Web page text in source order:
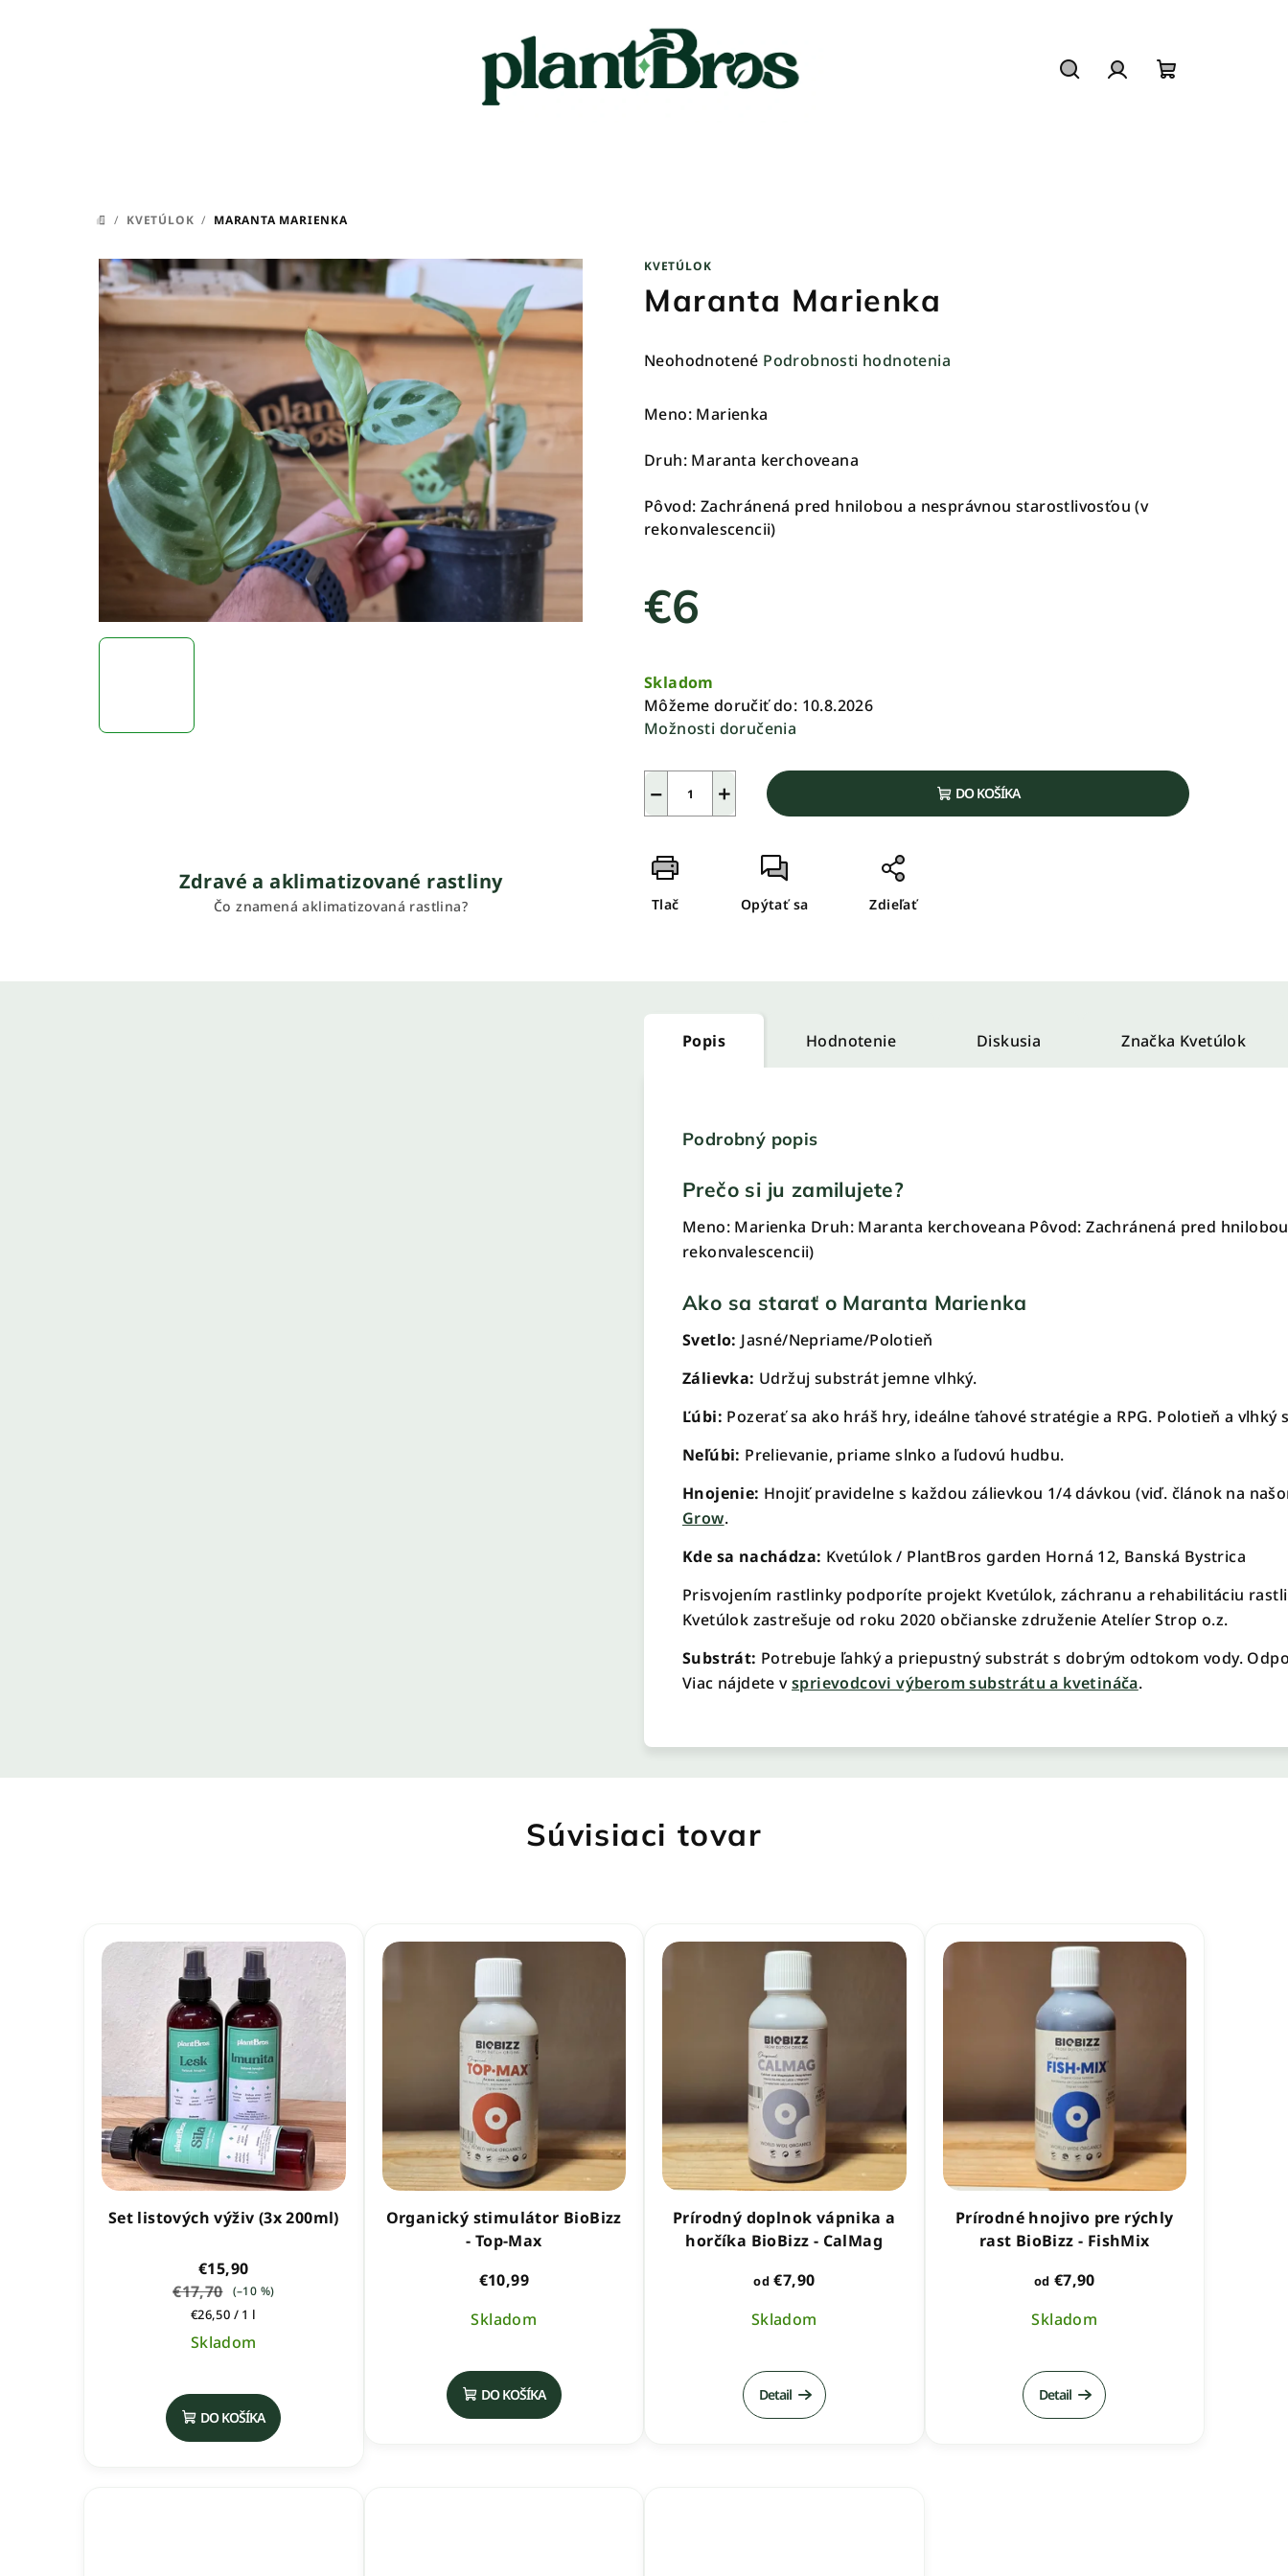
DOMOV
/ KVETÚLOK / MARANTA MARIENKA
KVETÚLOK
Maranta Marienka
Priemerné
produktu
0,0
5
hviezdičiek.
Neohodnotené Podrobnosti hodnotenia
Meno: Marienka
Druh: Maranta kerchoveana
Pôvod: Zachránená pred hnilobou a nesprávnou starostlivosťou (v
rekonvalescencii)
€6
cena:
Skladom
Môžeme doručiť do: 10.8.2026
Možnosti doručenia
+
− DO KOŠÍKA
Tlač Opýtať sa Zdieľať
Zdravé a aklimatizované rastliny
Čo znamená aklimatizovaná rastlina?
Popis Hodnotenie Diskusia Značka Kvetúlok
Podrobný popis
Prečo si ju zamilujete?
Meno: Marienka Druh: Maranta kerchoveana Pôvod: Zachránená pred
rekonvalescencii)
Ako sa starať o Maranta Marienka
Svetlo: Jasné/Nepriame/Polotieň
Zálievka: Udržuj substrát jemne vlhký.
Ľúbi: Pozerať sa ako hráš hry, ideálne ťahové stratégie a RPG. Polotieň a vlhký
Neľúbi: Prelievanie, priame slnko a ľudovú hudbu.
Hnojenie: Hnojiť pravidelne s každou zálievkou 1/4 dávkou (viď. článok na
Grow.
Kde sa nachádza: Kvetúlok / PlantBros garden Horná 12, Banská Bystrica
Prisvojením rastlinky podporíte projekt Kvetúlok, záchranu a rehabilitáciu
Kvetúlok zastrešuje od roku 2020 občianske združenie Atelíer Strop o.z.
Substrát: Potrebuje ľahký a priepustný substrát s dobrým odtokom vody.
Viac nájdete vsprievodcovi výberom substrátu a kvetináča.
Súvisiaci tovar
Set listových výživ (3x 200ml)
€15,90
€17,70
(–10 %)
Jednotková
cena:
€26,50 / 1 l
Skladom
hodnotenie
produktu
je
DO KOŠÍKA
Organický stimulátor BioBizz
- Top-Max
€10,99
Skladom
hodnotenie
produktu
je
DO KOŠÍKA
Prírodný doplnok vápnika a
horčíka BioBizz - CalMag
od€7,90
Skladom
Detail
Prírodné hnojivo pre rýchly
rast BioBizz - FishMix
od €7,90
Skladom
Detail